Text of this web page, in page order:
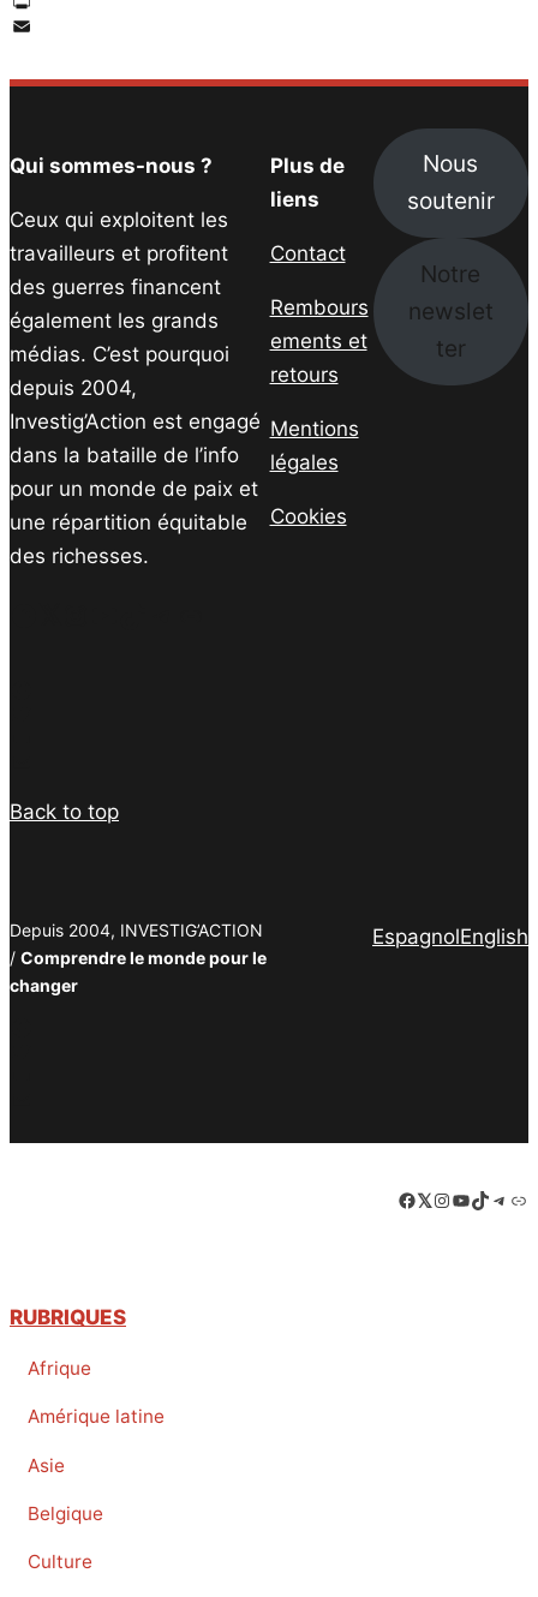
PrintFriendly
Qui sommes-nous ?
Ceux qui exploitent les
travailleurs et profitent
des guerres financent
également les grands
médias. C’est pourquoi
depuis 2004,
Investig’Action est engagé
dans la bataille de l’info
pour un monde de paix et
une répartition équitable
des richesses.
Plus de
liens
Contact
Rembours
ements et
retours
Mentions
légales
Cookies
Nous
soutenir
Notre
newslet
ter
Back to top
Depuis 2004, INVESTIG’ACTION
/ Comprendre le monde pour le
changer
EspagnolEnglish
Facebook
LinkedIn
Instagram
YouTube
TikTok
RUBRIQUES
Afrique
Amérique latine
Asie
Belgique
Culture